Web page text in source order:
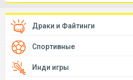
Драки и Файтинги
Спортивные
Инди игры